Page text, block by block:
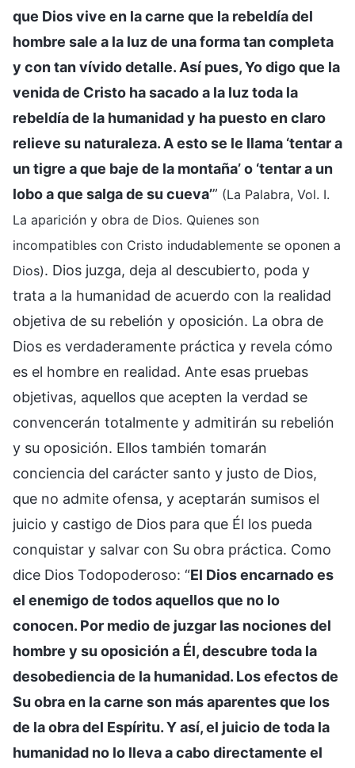
que Dios vive en la carne que la rebeldía del
hombre sale a la luz de una forma tan completa
y con tan vívido detalle. Así pues, Yo digo que la
venida de Cristo ha sacado a la luz toda la
rebeldía de la humanidad y ha puesto en claro
relieve su naturaleza. A esto se le llama ‘tentar a
un tigre a que baje de la montaña’ o ‘tentar a un
lobo a que salga de su cueva’” (La Palabra, Vol. I.
La aparición y obra de Dios. Quienes son
incompatibles con Cristo indudablemente se oponen a
Dios). Dios juzga, deja al descubierto, poda y
trata a la humanidad de acuerdo con la realidad
objetiva de su rebelión y oposición. La obra de
Dios es verdaderamente práctica y revela cómo
es el hombre en realidad. Ante esas pruebas
objetivas, aquellos que acepten la verdad se
convencerán totalmente y admitirán su rebelión
y su oposición. Ellos también tomarán
conciencia del carácter santo y justo de Dios,
que no admite ofensa, y aceptarán sumisos el
juicio y castigo de Dios para que Él los pueda
conquistar y salvar con Su obra práctica. Como
dice Dios Todopoderoso: “El Dios encarnado es
el enemigo de todos aquellos que no lo
conocen. Por medio de juzgar las nociones del
hombre y su oposición a Él, descubre toda la
desobediencia de la humanidad. Los efectos de
Su obra en la carne son más aparentes que los
de la obra del Espíritu. Y así, el juicio de toda la
humanidad no lo lleva a cabo directamente el